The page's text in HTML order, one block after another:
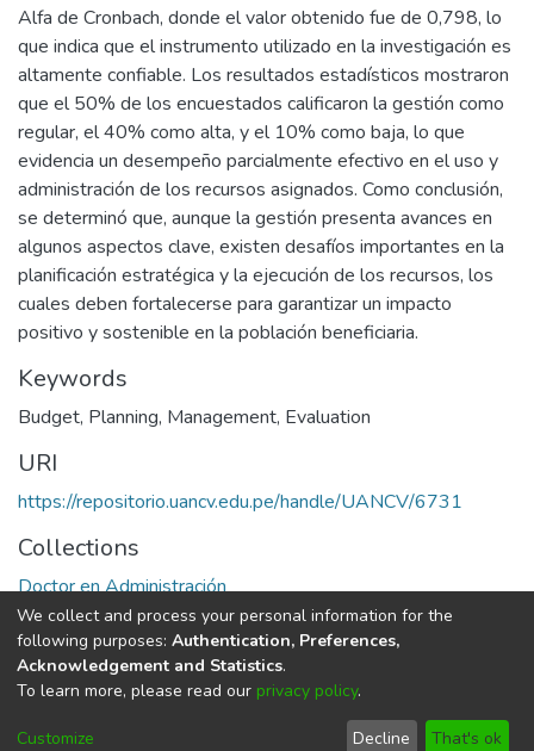
Alfa de Cronbach, donde el valor obtenido fue de 0,798, lo
que indica que el instrumento utilizado en la investigación es
altamente confiable. Los resultados estadísticos mostraron
que el 50% de los encuestados calificaron la gestión como
regular, el 40% como alta, y el 10% como baja, lo que
evidencia un desempeño parcialmente efectivo en el uso y
administración de los recursos asignados. Como conclusión,
se determinó que, aunque la gestión presenta avances en
algunos aspectos clave, existen desafíos importantes en la
planificación estratégica y la ejecución de los recursos, los
cuales deben fortalecerse para garantizar un impacto
positivo y sostenible en la población beneficiaria.
Keywords
Budget, Planning, Management, Evaluation
URI
https://repositorio.uancv.edu.pe/handle/UANCV/6731
Collections
Doctor en Administración
Full item page
DSpace softwarecopyright © 2002-2026
Cookie
End User
Send
We collect and process your personal information for the
following purposes: Authentication, Preferences,
Acknowledgement and Statistics.
To learn more, please read our privacy policy.
Customize Decline That's ok